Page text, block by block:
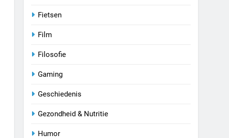
Fietsen
Film
Filosofie
Gaming
Geschiedenis
Gezondheid & Nutritie
Humor